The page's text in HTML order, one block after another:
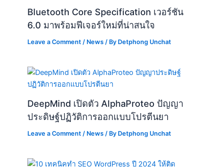
DeepMind เปิดตัว AlphaProteo ปัญญา
Leave a Comment /News/ ByDetphong Unchat
10 เทคนิคทำ SEO WordPress ปี 2024
Leave a Comment /News,Wordpress/ ByDetphong